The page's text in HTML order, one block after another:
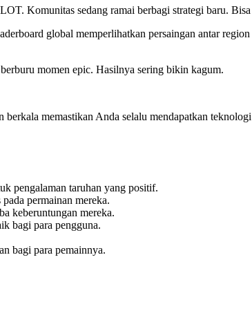
. Komunitas sedang ramai berbagi strategi baru.
global memperlihatkan persaingan antar
momen epic. Hasilnya sering bikin kagum.
memastikan Anda selalu mendapatkan
pengalaman taruhan yang positif.
permainan mereka.
keberuntungan mereka.
bagi para pengguna.
bagi para pemainnya.